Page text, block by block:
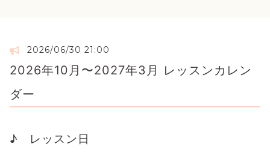
2026/06/30 21:00
2026年10月〜2027年3月 レッスンカレン
ダー
♪ レッスン日